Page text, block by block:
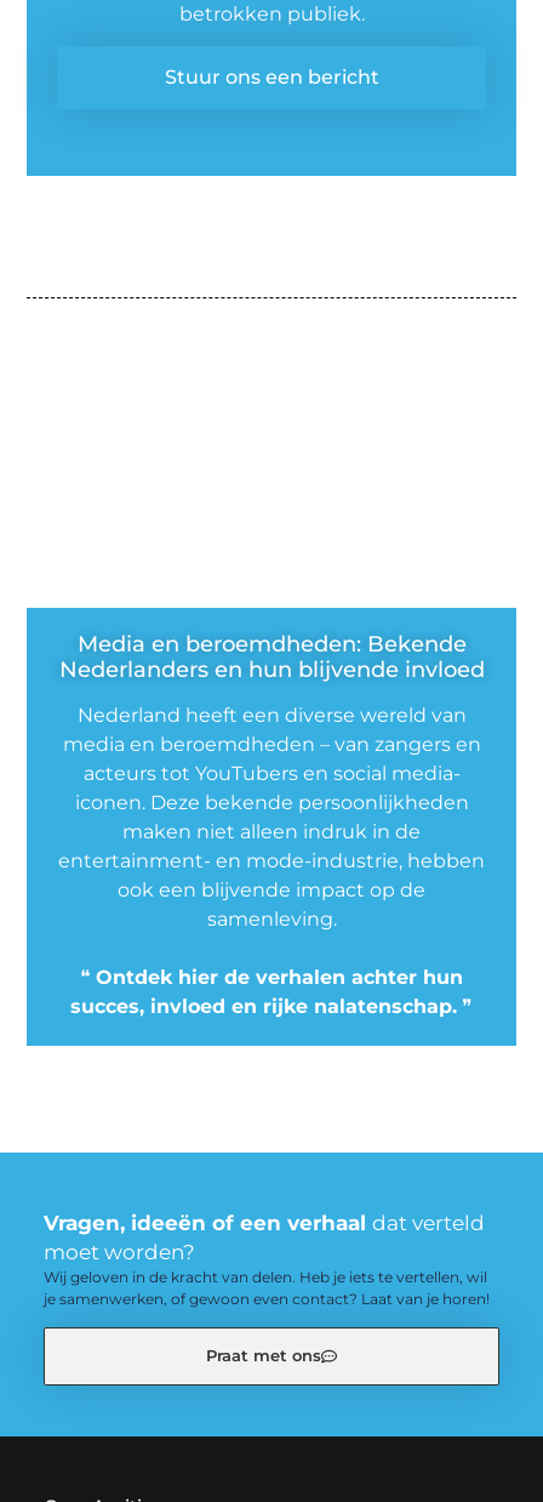
betrokken publiek.
Stuur ons een bericht
Media en beroemdheden: Bekende
Nederlanders en hun blijvende invloed
Nederland heeft een diverse wereld van
media en beroemdheden – van zangers en
acteurs tot YouTubers en social media-
iconen. Deze bekende persoonlijkheden
maken niet alleen indruk in de
entertainment- en mode-industrie, hebben
ook een blijvende impact op de
samenleving.
❝ Ontdek hier de verhalen achter hun
succes, invloed en rijke nalatenschap. ❞
Vragen, ideeën of een verhaal dat verteld
moet worden?
Wij geloven in de kracht van delen. Heb je iets te vertellen, wil
je samenwerken, of gewoon even contact? Laat van je horen!
Praat met ons